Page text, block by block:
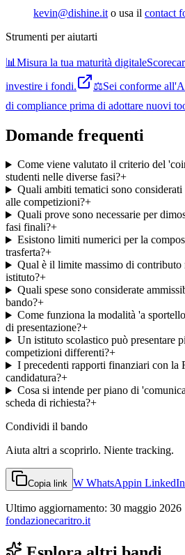
kevin@dishine.it o usa il contact
Strumenti per aiutarti
📊 Misura la tua maturità digitale
investire i fondi.
⚖️Sei conforme
di compliance prima di adottare nuovi
Domande frequenti
Come viene valutato il criterio del
studenti nelle diverse fasi?+
Quali ambiti tematici sono
alle competizioni?+
Quali prove sono necessarie per
fasi finali?+
Esistono limiti numerici per la
trasferta?+
Qual è il limite massimo di
istituto?+
Quali spese sono considerate
bando?+
Come funziona la modalità 'a
di presentazione?+
Un istituto scolastico può presentare
competizioni differenti?+
I precedenti rapporti finanziari con la
candidatura?+
Cosa si intende per piano di
scheda di richiesta?+
Condividi il bando
Aiuta altri a scoprirlo. Niente tracking.
Copia link W WhatsAppin LinkedIn
Ultimo aggiornamento: 30 maggio 2026
fondazionecaritro.it